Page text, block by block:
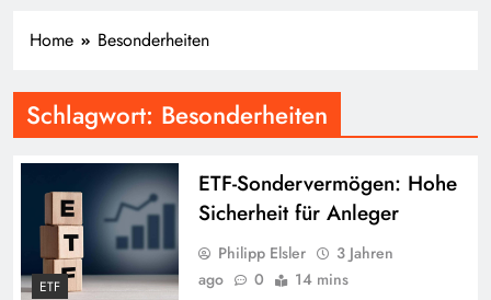
Home Besonderheiten
Schlagwort: Besonderheiten
ETF
ETF-Sondervermögen: Hohe
Sicherheit für Anleger
Philipp Elsler
3 Jahren
ago
0 14 mins